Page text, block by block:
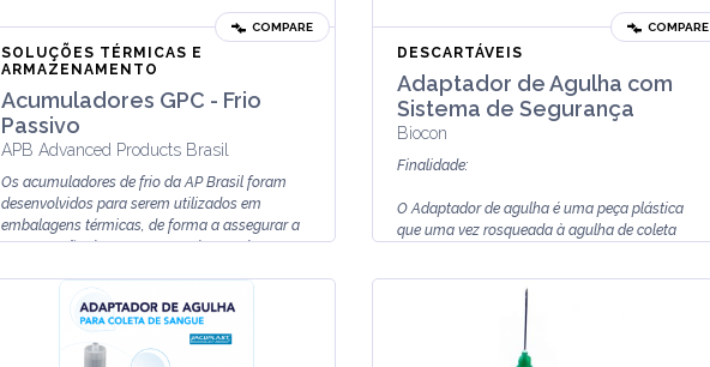
COMPARE
SOLUÇÕES TÉRMICAS E
ARMAZENAMENTO
Acumuladores GPC - Frio
Passivo
APB Advanced Products Brasil
Os acumuladores de frio da AP Brasil foram
desenvolvidos para serem utilizados em
embalagens térmicas, de forma a assegurar a
manutenção da temperatura dos prod...
COMPARE
DESCARTÁVEIS
Adaptador de Agulha com
Sistema de Segurança
Biocon
Finalidade:
O Adaptador de agulha é uma peça plástica
que uma vez rosqueada à agulha de coleta